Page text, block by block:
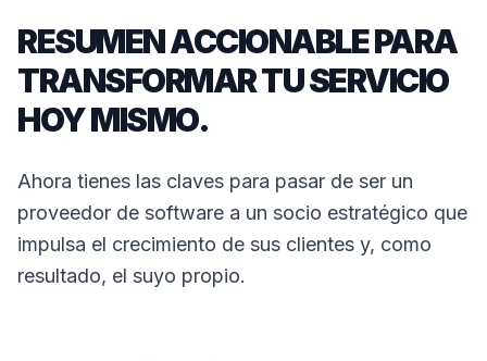
RESUMEN ACCIONABLE PARA
TRANSFORMAR TU SERVICIO
HOY MISMO.
Ahora tienes las claves para pasar de ser un
proveedor de software a un socio estratégico que
impulsa el crecimiento de sus clientes y, como
resultado, el suyo propio.